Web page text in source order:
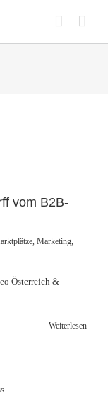
vom B2B-
, Marketing,
Österreich &
Weiterlesen